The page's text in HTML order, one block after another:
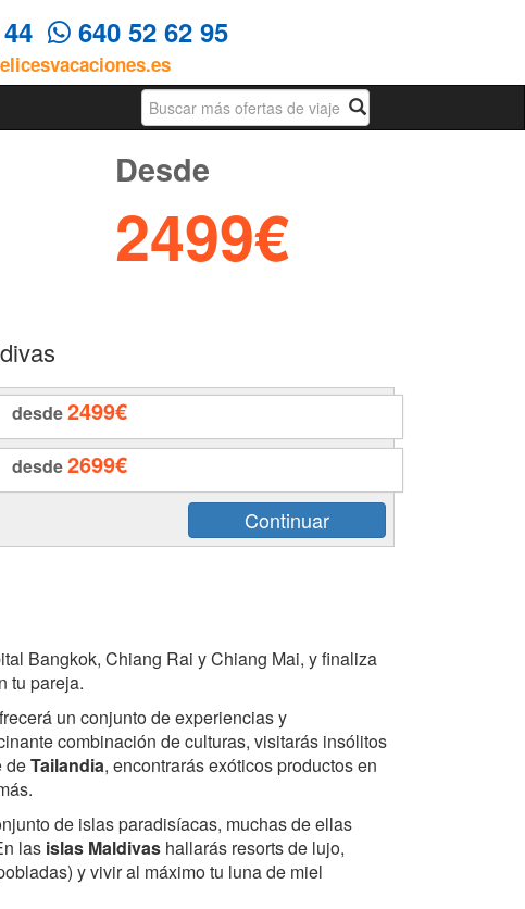
640 52 62 95
Busqueda
Desde
2499€
desde2499€
desde2699€
Bangkok, Chiang Rai y Chiang Mai, y finaliza
tu pareja.
un conjunto de experiencias y
combinación de culturas, visitarás insólitos
deTailandia, encontrarás exóticos productos en
de islas paradisíacas, muchas de ellas
las islas Maldivas hallarás resorts de lujo,
y vivir al máximo tu luna de miel